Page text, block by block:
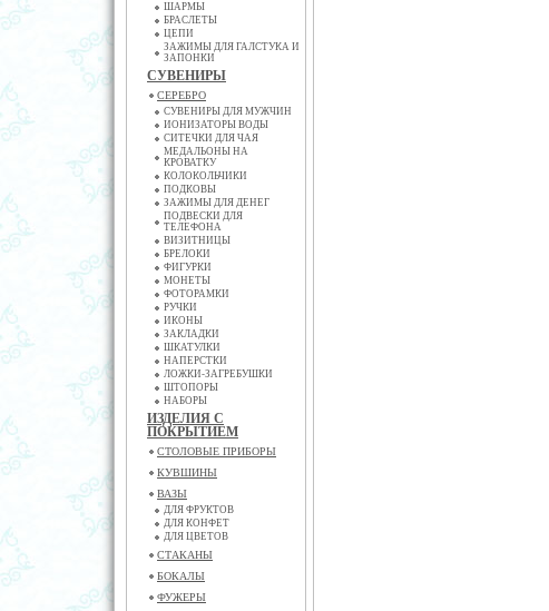
ШАРМЫ
БРАСЛЕТЫ
ЦЕПИ
ЗАЖИМЫ ДЛЯ ГАЛСТУКА И
ЗАПОНКИ
СУВЕНИРЫ
СЕРЕБРО
СУВЕНИРЫ ДЛЯ МУЖЧИН
ИОНИЗАТОРЫ ВОДЫ
СИТЕЧКИ ДЛЯ ЧАЯ
МЕДАЛЬОНЫ НА
КРОВАТКУ
КОЛОКОЛЬЧИКИ
ПОДКОВЫ
ЗАЖИМЫ ДЛЯ ДЕНЕГ
ПОДВЕСКИ ДЛЯ
ТЕЛЕФОНА
ВИЗИТНИЦЫ
БРЕЛОКИ
ФИГУРКИ
МОНЕТЫ
ФОТОРАМКИ
РУЧКИ
ИКОНЫ
ЗАКЛАДКИ
ШКАТУЛКИ
НАПЕРСТКИ
ЛОЖКИ-ЗАГРЕБУШКИ
ШТОПОРЫ
НАБОРЫ
ИЗДЕЛИЯ С
ПОКРЫТИЕМ
СТОЛОВЫЕ ПРИБОРЫ
КУВШИНЫ
ВАЗЫ
ДЛЯ ФРУКТОВ
ДЛЯ КОНФЕТ
ДЛЯ ЦВЕТОВ
СТАКАНЫ
БОКАЛЫ
ФУЖЕРЫ